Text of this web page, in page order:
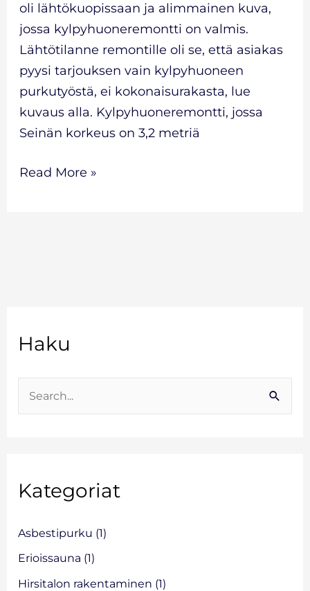
Haku
c
f
o
r
Kategoriat
Asbestipurku (1)
Erioissauna (1)
Hirsitalon rakentaminen (1)
r
oli lähtökuopissaan ja alimmainen kuva,
jossa kylpyhuoneremontti on valmis.
Lähtötilanne remontille oli se, että asiakas
pyysi tarjouksen vain kylpyhuoneen
purkutyöstä, ei kokonaisurakasta, lue
kuvaus alla. Kylpyhuoneremontti, jossa
Seinän korkeus on 3,2 metriä
Read More »